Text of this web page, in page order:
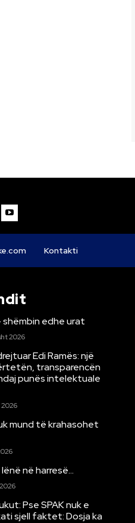
Kontakti
edhe urat
2026
Edi Ramës: një
transparencën
punës intelektuale
mund të krahasohet
në harresë…
Pse SPAK nuk e
sjell faktet: Dosja ka